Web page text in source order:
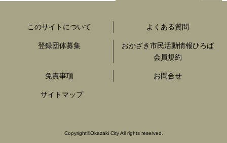
このサイトについて よくある質問
登録団体募集
おかざき市民活動情報ひろば
会員規約
免責事項 お問合せ
サイトマップ
Copyright©Okazaki City All rights reserved.